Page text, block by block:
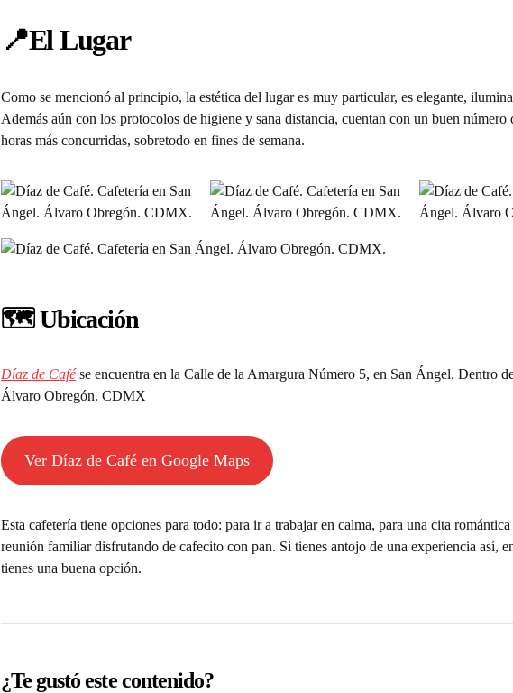
📍El Lugar
Como se mencionó al principio, la estética del lugar es muy particular, es elegante,
Además aún con los protocolos de higiene y sana distancia, cuentan con un buen número
horas más concurridas, sobretodo en fines de semana.
🗺️ Ubicación
Díaz de Cafése encuentra en la Calle de la Amargura Número 5, en San Ángel. Dentro
Álvaro Obregón. CDMX
Ver Díaz de Café en Google Maps
Esta cafetería tiene opciones para todo: para ir a trabajar en calma, para una cita romántica
reunión familiar disfrutando de cafecito con pan. Si tienes antojo de una experiencia así,
tienes una buena opción.
¿Te gustó este contenido?